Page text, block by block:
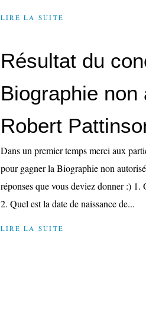
LIRE LA SUITE
Résultat du
Biographie non
Robert
Dans un premier temps merci aux
pour gagner la Biographie non
réponses que vous deviez donner :)
2. Quel est la date de naissance de...
LIRE LA SUITE